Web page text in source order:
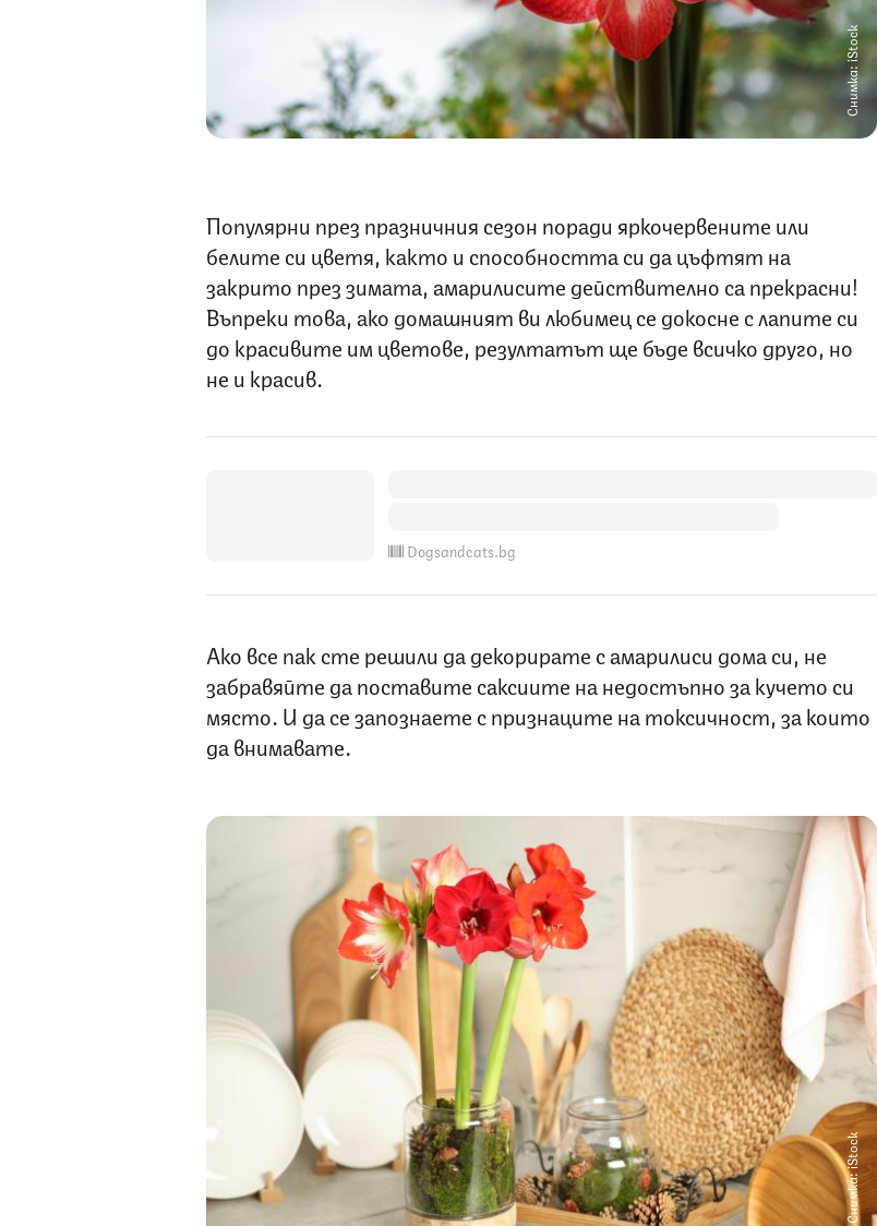
Снимка: iStock
Популярни през празничния сезон поради яркочервените или
белите си цветя, както и способността си да цъфтят на
закрито през зимата, амарилисите действително са прекрасни!
Въпреки това, ако домашният ви любимец се докосне с лапите си
до красивите им цветове, резултатът ще бъде всичко друго, но
не и красив.
Dogsandcats.bg
Ако все пак сте решили да декорирате с амарилиси дома си, не
забравяйте да поставите саксиите на недостъпно за кучето си
място. И да се запознаете с признаците на токсичност, за които
да внимавате.
Снимка: iStock